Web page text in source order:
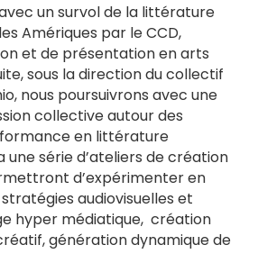
avec un survol de la littérature
Amériques par le CCD,
et de présentation en arts
sous la direction du collectif
nous poursuivrons avec une
collective autour des
en littérature
une série d’ateliers de création
d’expérimenter en
audiovisuelles et
hyper médiatique, création
génération dynamique de